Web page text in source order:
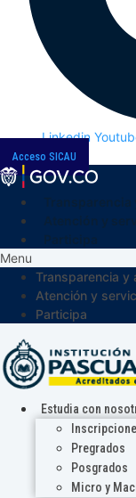
Linkedin
Acceso SICAU
Menu
Transparencia y
Atención y
Participa
Estudia con
Pregrados
Posgrados
Micro y